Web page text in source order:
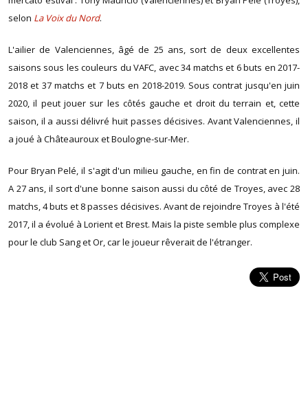
selon La Voix du Nord.
L'ailier de Valenciennes, âgé de 25 ans, sort de deux excellentes
saisons sous les couleurs du VAFC, avec 34 matchs et 6 buts en 2017-
2018 et 37 matchs et 7 buts en 2018-2019. Sous contrat jusqu'en juin
2020, il peut jouer sur les côtés gauche et droit du terrain et, cette
saison, il a aussi délivré huit passes décisives. Avant Valenciennes, il
a joué à Châteauroux et Boulogne-sur-Mer.
Pour Bryan Pelé, il s'agit d'un milieu gauche, en fin de contrat en juin.
A 27 ans, il sort d'une bonne saison aussi du côté de Troyes, avec 28
matchs, 4 buts et 8 passes décisives. Avant de rejoindre Troyes à l'été
2017, il a évolué à Lorient et Brest. Mais la piste semble plus complexe
pour le club Sang et Or, car le joueur rêverait de l'étranger.